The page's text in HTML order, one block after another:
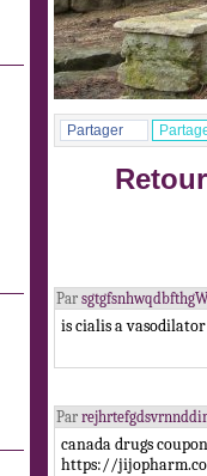
Partager
Par
is cialis a
Par
canada drugs
https://